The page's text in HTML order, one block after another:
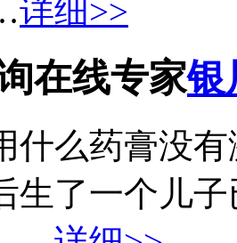
详细>>
在线专家银
什么药膏没
生了一个儿